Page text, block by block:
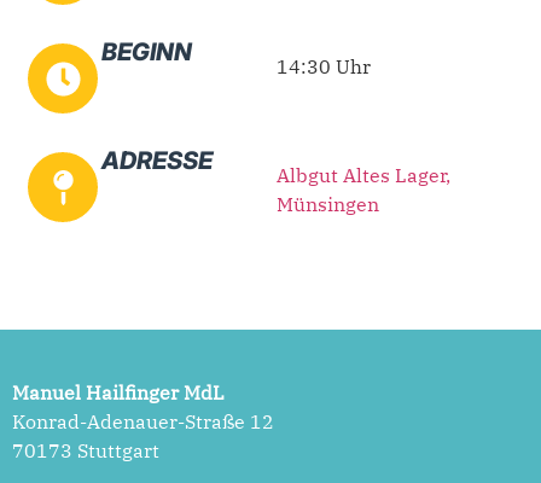
BEGINN 14:30 Uhr
ADRESSE
Albgut Altes Lager,
Münsingen
Manuel Hailfinger MdL
Konrad-Adenauer-Straße 12
70173 Stuttgart